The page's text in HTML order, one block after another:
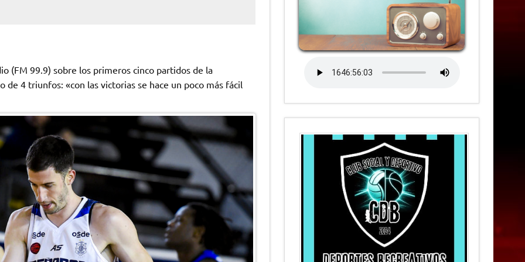
(FM 99.9) sobre los primeros cinco partidos de la
4 triunfos: «con las victorias se hace un poco más fácil